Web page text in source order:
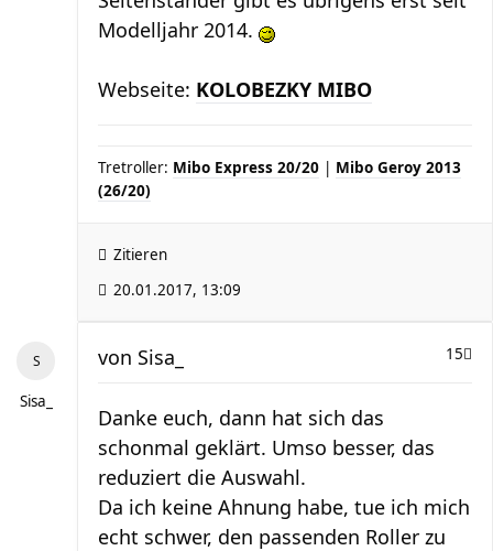
Modelljahr 2014.
Webseite: KOLOBEZKY MIBO
Tretroller: Mibo Express 20/20 | Mibo Geroy 2013
(26/20)
Zitieren
20.01.2017, 13:09
Sisa_
15
von Sisa_
Danke euch, dann hat sich das
schonmal geklärt. Umso besser, das
reduziert die Auswahl.
Da ich keine Ahnung habe, tue ich mich
echt schwer, den passenden Roller zu